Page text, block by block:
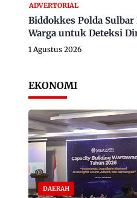
ADVERTORIAL
Biddokkes Polda
Warga untuk Deteksi
1 Agustus 2026
EKONOMI
DAERAH